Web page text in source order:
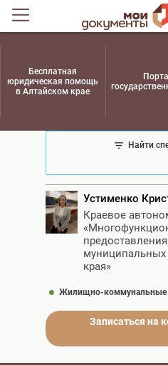
Бесплатная
юридическая помощь
в Алтайском крае
Найти
Устименко
Краевое
муниципальных
края»
Жилищно-коммунальные
Записаться на